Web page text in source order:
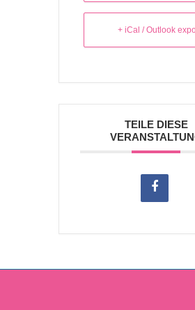
+ iCal / Outlook
TEILE DIESE